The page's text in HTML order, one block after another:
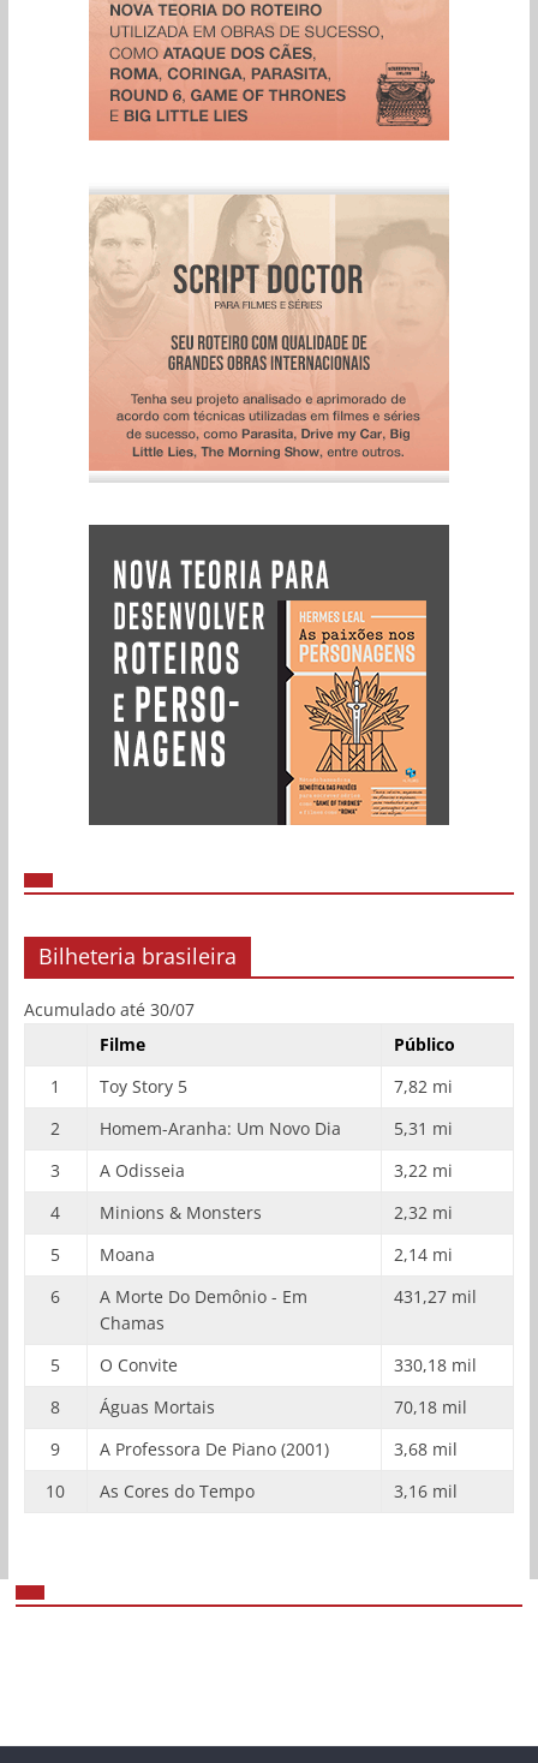
Bilheteria brasileira
Acumulado até 30/07
Filme
Público
1
Toy Story 5
7,82 mi
2
Homem-Aranha: Um Novo Dia
5,31 mi
3
A Odisseia
3,22 mi
4
Minions & Monsters
2,32 mi
5
Moana
2,14 mi
6
A Morte Do Demônio - Em
Chamas
431,27 mil
5 O Convite
330,18 mil
8
Águas Mortais
70,18 mil
9
A Professora De Piano (2001)
3,68 mil
10
As Cores do Tempo 3,16 mil